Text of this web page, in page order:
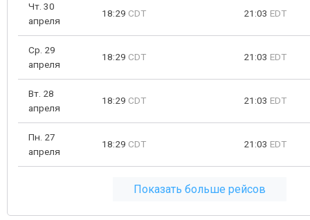
Чт. 30
апреля
18:29 CDT 21:03 EDT
Ср. 29
апреля
18:29 CDT 21:03 EDT
Вт. 28
апреля
18:29 CDT 21:03 EDT
Пн. 27
апреля
18:29 CDT 21:03 EDT
Показать больше рейсов